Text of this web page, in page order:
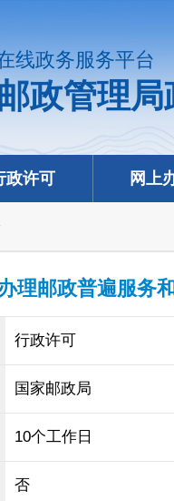
线政务服务平台
政管理
政许可 网上
理邮政普遍服务
行政许可
国家邮政局
10个工作日
否